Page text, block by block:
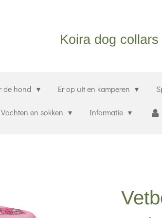
Koira dog collars
de hond Er op uit en kamperen
Vachten en sokken Informatie